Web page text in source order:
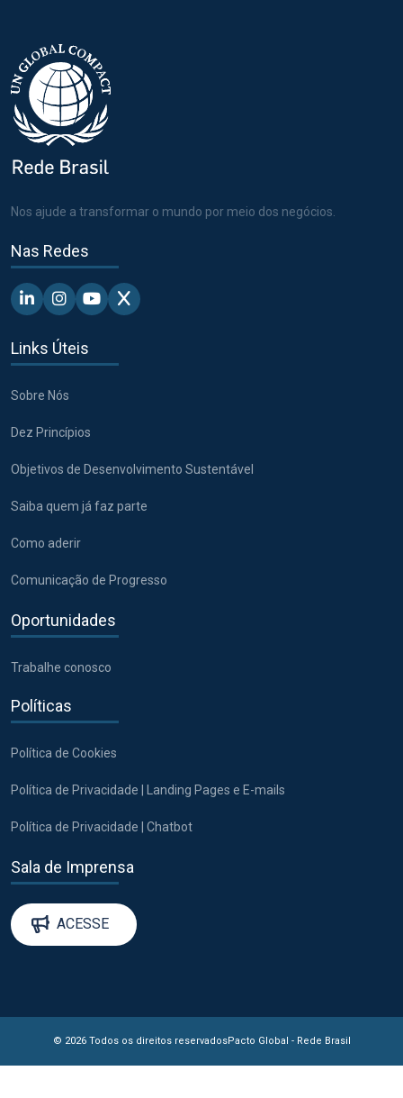
Nos ajude a transformar o mundo por meio dos negócios.
Nas Redes
Linkedin - Pacto Global BR
Instagram - Pacto Global BR
Youtube - Pacto Global BR
X - Pacto Global BR
Links Úteis
Sobre Nós
Dez Princípios
Objetivos de Desenvolvimento Sustentável
Saiba quem já faz parte
Como aderir
Comunicação de Progresso
Oportunidades
Trabalhe conosco
Políticas
Política de Cookies
Política de Privacidade | Landing Pages e E-mails
Política de Privacidade | Chatbot
Sala de Imprensa
ACESSE
© 2026 Todos os direitos reservadosPacto Global - Rede Brasil